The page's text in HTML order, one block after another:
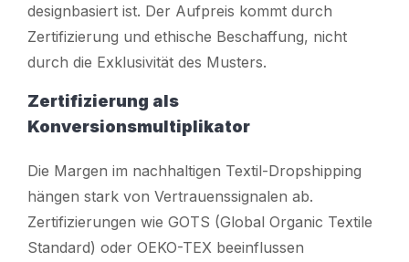
designbasiert ist. Der Aufpreis kommt durch
Zertifizierung und ethische Beschaffung, nicht
durch die Exklusivität des Musters.
Zertifizierung als
Konversionsmultiplikator
Die Margen im nachhaltigen Textil-Dropshipping
hängen stark von Vertrauenssignalen ab.
Zertifizierungen wie GOTS (Global Organic Textile
Standard) oder OEKO-TEX beeinflussen